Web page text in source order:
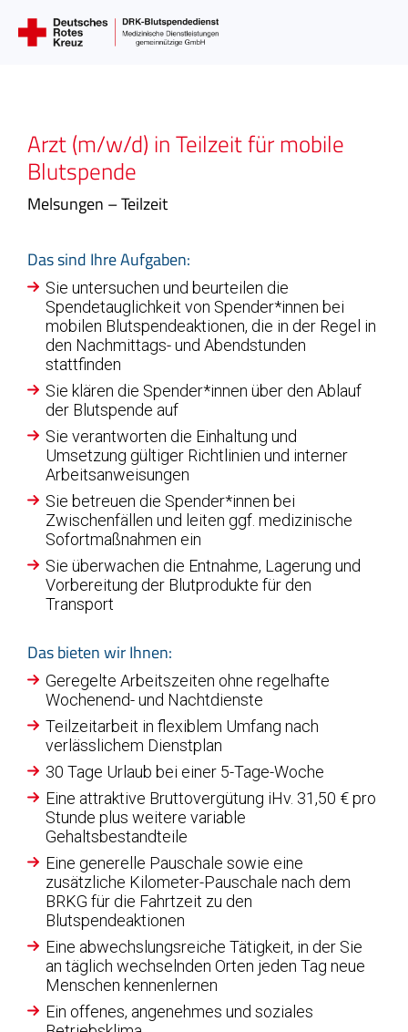
Arzt (m/w/d) in Teilzeit für mobile
Blutspende
Melsungen – Teilzeit
Das sind Ihre Aufgaben:
Sie untersuchen und beurteilen die
Spendetauglichkeit von Spender*innen bei
mobilen Blutspendeaktionen, die in der Regel in
den Nachmittags- und Abendstunden
stattfinden
Sie klären die Spender*innen über den Ablauf
der Blutspende auf
Sie verantworten die Einhaltung und
Umsetzung gültiger Richtlinien und interner
Arbeitsanweisungen
Sie betreuen die Spender*innen bei
Zwischenfällen und leiten ggf. medizinische
Sofortmaßnahmen ein
Sie überwachen die Entnahme, Lagerung und
Vorbereitung der Blutprodukte für den
Transport
Das bieten wir Ihnen:
Geregelte Arbeitszeiten ohne regelhafte
Wochenend- und Nachtdienste
Teilzeitarbeit in flexiblem Umfang nach
verlässlichem Dienstplan
30 Tage Urlaub bei einer 5-Tage-Woche
Eine attraktive Bruttovergütung iHv. 31,50 € pro
Stunde plus weitere variable
Gehaltsbestandteile
Eine generelle Pauschale sowie eine
zusätzliche Kilometer-Pauschale nach dem
BRKG für die Fahrtzeit zu den
Blutspendeaktionen
Eine abwechslungsreiche Tätigkeit, in der Sie
an täglich wechselnden Orten jeden Tag neue
Menschen kennenlernen
Ein offenes, angenehmes und soziales